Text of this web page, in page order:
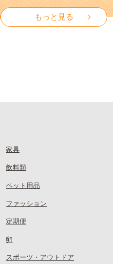
山県 笠岡市 清水白桃 白鳳 白
麗 クール便---
kasaoka_zsy_419_100---
もっと見る
家具
飲料類
ペット用品
ファッション
定期便
卵
スポーツ・アウトドア